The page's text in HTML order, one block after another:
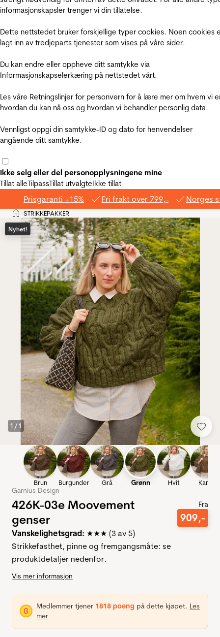
informasjonskapsler trenger vi din tillatelse.
Dette nettstedet bruker forskjellige typer cookies. Noen cookies
lagt inn av tredjeparts tjenester som vises på våre sider.
Du kan endre eller oppheve ditt samtykke via
Informasjonskapselerkæring på nettstedet vårt.
Les våre Retningslinjer for personvern for å lære mer om hvem vi
hvordan du kan nå oss og hvordan vi behandler personlig data.
Vennligst oppgi din samtykke-ID og dato for henvendelser
angående ditt samtykke.
Ikke selg eller del personopplysningene mine
Tillat alleTilpassTillat utvalgteIkke tillat
Prisgaranti +15% Fri frakt over 799,- Norges
Hjem
>STRIKKEPAKKER
1 /1
Nyhet!
Brun Burgunder Grå Grønn Hvit Kamel
Garnius Design
426K-03e Moovement
genser
Fra
909,-
Vanskelighetsgrad: ★★★ (3 av 5)
Strikkefasthet, pinne og fremgangsmåte: se
produktdetaljer nedenfor.
Vis mer informasjon
Medlemmer tjener 1818 poeng på dette kjøpet. Les
mer